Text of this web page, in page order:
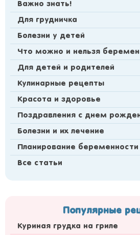
Важно знать!
Для грудничка
Болезни у детей
Что можно и нельзя
Для детей и родителей
Кулинарные рецепты
Красота и здоровье
Поздравления с днем
Болезни и их лечение
Планирование беременности
Все статьи
Популярные
Куриная грудка на гриле